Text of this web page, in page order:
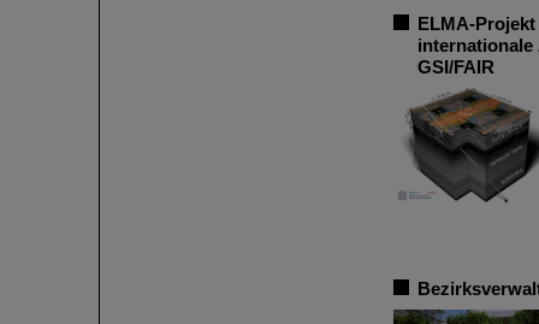
ELMA-
internationale
GSI/FAIR